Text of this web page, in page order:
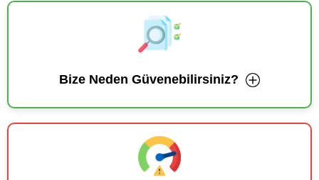
Bize Neden Güvenebilirsiniz?